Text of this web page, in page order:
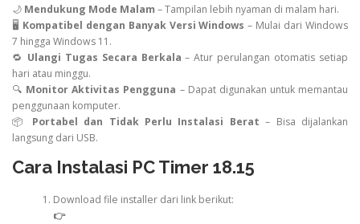
🌙 Mendukung Mode Malam – Tampilan lebih nyaman di malam hari.
🖥️ Kompatibel dengan Banyak Versi Windows – Mulai dari Windows
7 hingga Windows 11.
🔁 Ulangi Tugas Secara Berkala – Atur perulangan otomatis setiap
hari atau minggu.
🔍 Monitor Aktivitas Pengguna – Dapat digunakan untuk memantau
penggunaan komputer.
📦 Portabel dan Tidak Perlu Instalasi Berat – Bisa dijalankan
langsung dari USB.
Cara Instalasi PC Timer 18.15
Download file installer dari link berikut:
👉